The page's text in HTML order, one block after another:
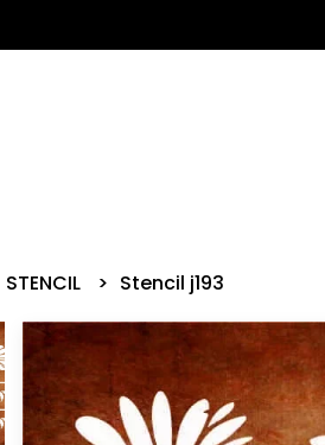
STENCIL Stencil j193